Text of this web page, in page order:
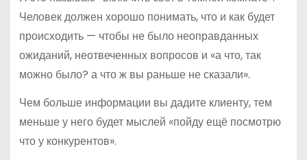
Человек должен хорошо понимать, что и как будет
происходить — чтобы не было неоправданных
ожиданий, неотвеченных вопросов и «а что, так
можно было? а что ж вы раньше не сказали».
Чем больше информации вы дадите клиенту, тем
меньше у него будет мыслей «пойду ещё посмотрю
что у конкурентов».